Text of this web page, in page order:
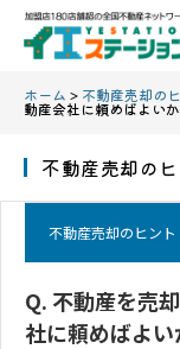
ホーム > 不動産売却の
動産会社に頼めばよい
不動産売却の
不動産売却のヒント
Q. 不動産を売
社に頼めばよい